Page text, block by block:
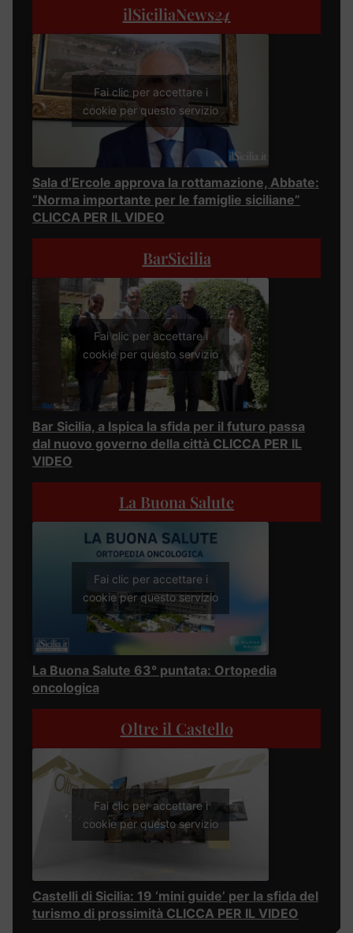
ilSiciliaNews24
Fai clic per accettare i
cookie per questo servizio
Sala d’Ercole approva la rottamazione, Abbate:
“Norma importante per le famiglie siciliane”
CLICCA PER IL VIDEO
BarSicilia
Fai clic per accettare i
cookie per questo servizio
Bar Sicilia, a Ispica la sfida per il futuro passa
dal nuovo governo della città CLICCA PER IL
VIDEO
La Buona Salute
Fai clic per accettare i
cookie per questo servizio
La Buona Salute 63° puntata: Ortopedia
oncologica
Oltre il Castello
Fai clic per accettare i
cookie per questo servizio
Castelli di Sicilia: 19 ‘mini guide’ per la sfida del
turismo di prossimità CLICCA PER IL VIDEO